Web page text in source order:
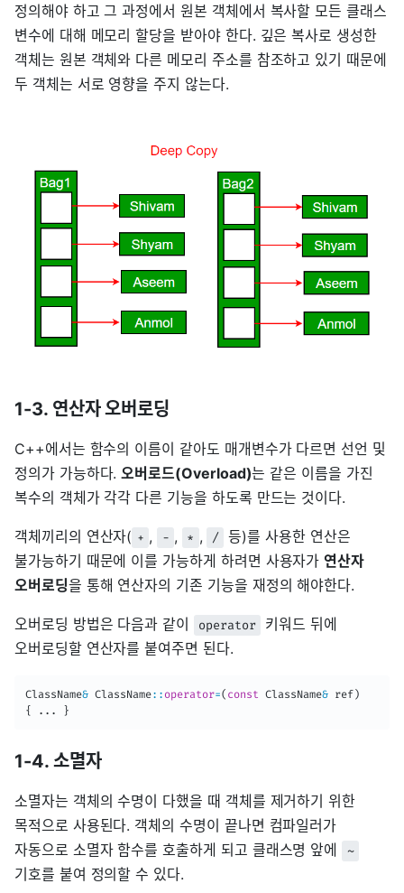
정의해야 하고 그 과정에서 원본 객체에서 복사할 모든 클래스
변수에 대해 메모리 할당을 받아야 한다. 깊은 복사로 생성한
객체는 원본 객체와 다른 메모리 주소를 참조하고 있기 때문에
두 객체는 서로 영향을 주지 않는다.
1-3. 연산자 오버로딩
C++에서는 함수의 이름이 같아도 매개변수가 다르면 선언 및
정의가 가능하다.오버로드(Overload)는 같은 이름을 가진
복수의 객체가 각각 다른 기능을 하도록 만드는 것이다.
객체끼리의 연산자( + , - , * , / 등)를 사용한 연산은
불가능하기 때문에 이를 가능하게 하려면 사용자가 연산자
오버로딩을 통해 연산자의 기존 기능을 재정의 해야한다.
오버로딩 방법은 다음과 같이 operator
키워드 뒤에
오버로딩할 연산자를 붙여주면 된다.
ClassName& ClassName:: operator=( const ClassName& ref )
{
. . . }
1-4. 소멸자
소멸자는 객체의 수명이 다했을 때 객체를 제거하기 위한
목적으로 사용된다. 객체의 수명이 끝나면 컴파일러가
자동으로 소멸자 함수를 호출하게 되고 클래스명 앞에
~
기호를 붙여 정의할 수 있다.